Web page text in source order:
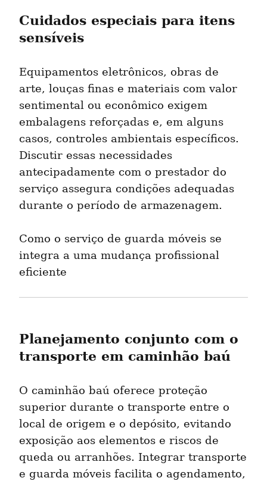
Cuidados especiais para itens
sensíveis
Equipamentos eletrônicos, obras de
arte, louças finas e materiais com valor
sentimental ou econômico exigem
embalagens reforçadas e, em alguns
casos, controles ambientais específicos.
Discutir essas necessidades
antecipadamente com o prestador do
serviço assegura condições adequadas
durante o período de armazenagem.
Como o serviço de guarda móveis se
integra a uma mudança profissional
eficiente
Planejamento conjunto com o
transporte em caminhão baú
O caminhão baú oferece proteção
superior durante o transporte entre o
local de origem e o depósito, evitando
exposição aos elementos e riscos de
queda ou arranhões. Integrar transporte
e guarda móveis facilita o agendamento,